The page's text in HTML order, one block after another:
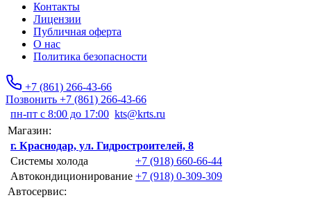
Контакты
Лицензии
Публичная оферта
О нас
Политика безопасности
+7 (861) 266-43-66
Позвонить +7 (861) 266-43-66
пн-пт с 8:00 до 17:00 kts@krts.ru
Магазин:
г. Краснодар, ул. Гидростроителей, 8
Системы холода
+7 (918) 660-66-44
Автокондиционирование +7 (918) 0-309-309
Автосервис: